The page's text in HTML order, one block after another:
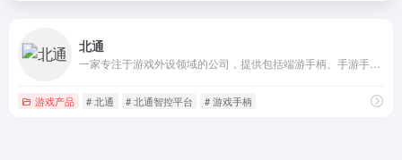
北通
游戏产品 # 北通 # 北通智控平台 # 游戏手柄